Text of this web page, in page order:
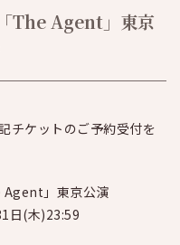
The Agent」東京
チケットのご予約受付を
」東京公演
日(木)23:59